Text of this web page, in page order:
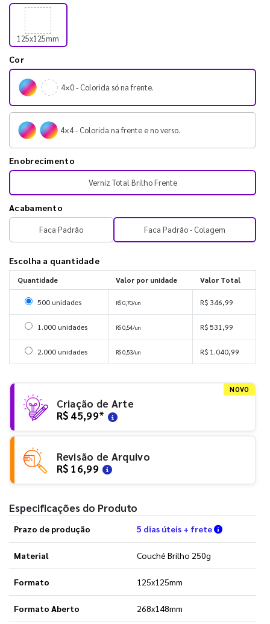
125x125mm
Cor
4×0 - Colorida só na frente.
4×4 - Colorida na frente e no verso.
Enobrecimento
Verniz Total Brilho Frente
Acabamento
Faca Padrão Faca Padrão - Colagem
Escolha a quantidade
Quantidade Valor por unidade Valor Total
Selecionar 500 unidades
500 unidades R$ 0,70/un R$ 346,99
Selecionar 1000 unidades
1.000 unidades R$ 0,54/un R$ 531,99
Selecionar 2000 unidades
2.000 unidades R$ 0,53/un R$ 1.040,99
NOVO
Criação de Arte
R$ 45,99*
Revisão de Arquivo
R$ 16,99
Especificações do Produto
Prazo de produção 5 dias úteis + frete Verifique
Material Couché Brilho 250g
Formato 125x125mm
Formato Aberto 268x148mm